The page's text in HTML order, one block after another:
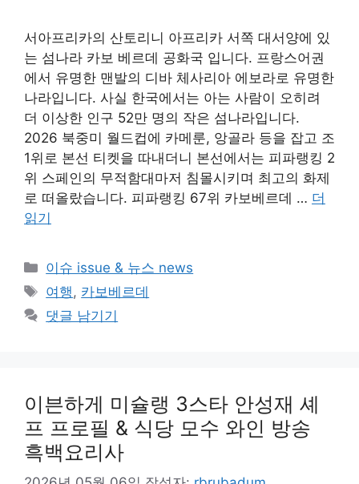
서아프리카의 산토리니 아프리카 서쪽 대서양에 있
는 섬나라 카보 베르데 공화국 입니다. 프랑스어권
에서 유명한 맨발의 디바 체사리아 에보라로 유명한
나라입니다. 사실 한국에서는 아는 사람이 오히려
더 이상한 인구 52만 명의 작은 섬나라입니다.
2026 북중미 월드컵에 카메룬, 앙골라 등을 잡고 조
1위로 본선 티켓을 따내더니 본선에서는 피파랭킹 2
위 스페인의 무적함대마저 침몰시키며 최고의 화제
로 떠올랐습니다. 피파랭킹 67위 카보베르데 … 더
읽기
카
테
고
리
이슈 issue & 뉴스 news
태
그
여행 , 카보베르데
댓글 남기기
이븐하게 미슐랭 3스타 안성재 셰
프 프로필 & 식당 모수 와인 방송
흑백요리사